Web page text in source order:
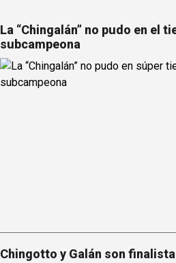
La “Chingalán” no pudo en el
subcampeona
Chingotto y Galán son